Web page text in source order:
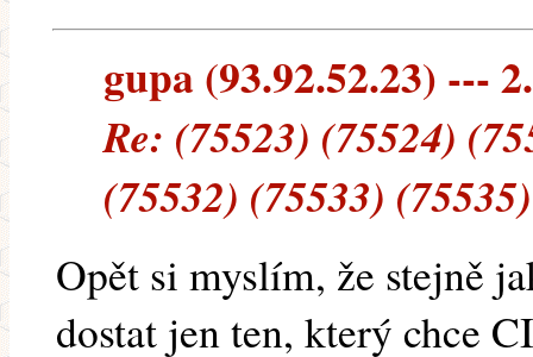
gupa (93.92.52.23) ---
Re: (75523) (75524)
(75532) (75533)
Opět si myslím, že stejně
dostat jen ten, který chce